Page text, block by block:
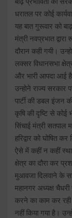
धरातल पर कोई
यह बात गुरूवार को
मंत्री नवप्रभात
दौरान कही गयी।
लक्सर विधानसभा
और भारी आपदा आई
उन्होने राज्य सरकार
पार्टी की डबल इंजन
कृषि की दृष्टि से कोई
सिंचाई मंत्री सतपाल
हरिद्वार को घोषित
ऐसे में कहीं न कहीं
क्षेत्र का दौरा कर
मुआवजा दिलवाने के
महानगर अध्यक्ष
करने का काम कर रही
नहीं किया गया है।